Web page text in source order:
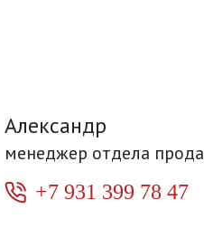
Александр
менеджер отдела
+7 931 399 78 47